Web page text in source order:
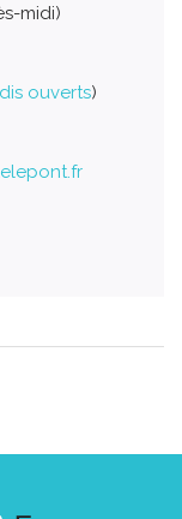
midi)
ouverts)